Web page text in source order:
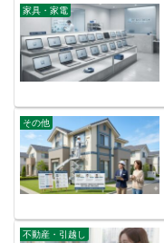
家具・家電
その他
不動産・引越し